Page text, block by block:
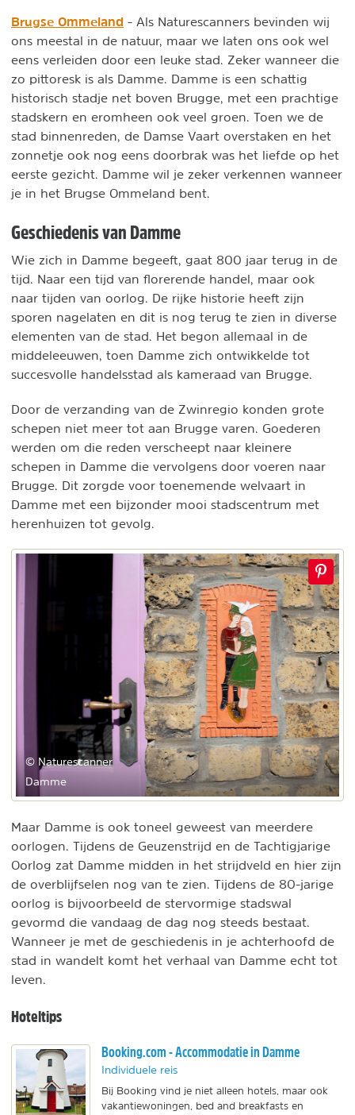
Brugse Ommeland - Als Naturescanners bevinden wij
ons meestal in de natuur, maar we laten ons ook wel
eens verleiden door een leuke stad. Zeker wanneer die
zo pittoresk is als Damme. Damme is een schattig
historisch stadje net boven Brugge, met een prachtige
stadskern en eromheen ook veel groen. Toen we de
stad binnenreden, de Damse Vaart overstaken en het
zonnetje ook nog eens doorbrak was het liefde op het
eerste gezicht. Damme wil je zeker verkennen wanneer
je in het Brugse Ommeland bent.
Geschiedenis van Damme
Wie zich in Damme begeeft, gaat 800 jaar terug in de
tijd. Naar een tijd van florerende handel, maar ook
naar tijden van oorlog. De rijke historie heeft zijn
sporen nagelaten en dit is nog terug te zien in diverse
elementen van de stad. Het begon allemaal in de
middeleeuwen, toen Damme zich ontwikkelde tot
succesvolle handelsstad als kameraad van Brugge.
Door de verzanding van de Zwinregio konden grote
schepen niet meer tot aan Brugge varen. Goederen
werden om die reden verscheept naar kleinere
schepen in Damme die vervolgens door voeren naar
Brugge. Dit zorgde voor toenemende welvaart in
Damme met een bijzonder mooi stadscentrum met
herenhuizen tot gevolg.
© Naturescanner
Damme
Maar Damme is ook toneel geweest van meerdere
oorlogen. Tijdens de Geuzenstrijd en de Tachtigjarige
Oorlog zat Damme midden in het strijdveld en hier zijn
de overblijfselen nog van te zien. Tijdens de 80-jarige
oorlog is bijvoorbeeld de stervormige stadswal
gevormd die vandaag de dag nog steeds bestaat.
Wanneer je met de geschiedenis in je achterhoofd de
stad in wandelt komt het verhaal van Damme echt tot
leven.
Hoteltips
Booking.com - Accommodatie in Damme
Individuele reis
Bij Booking vind je niet alleen hotels, maar ook
vakantiewoningen, bed and breakfasts en